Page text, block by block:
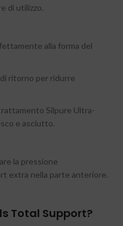
di utilizzo.
alla forma del
ritorno per ridurre
Silpure Ultra-
e asciutto.
la pressione
extra nella parte anteriore.
Total Support?